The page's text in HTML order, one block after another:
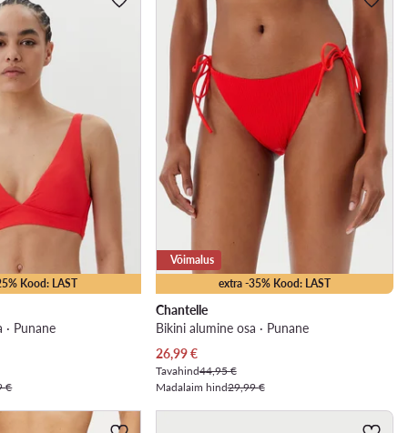
Kood: LAST
· Punane
€
extra -35% Kood: LAST
Võimalus
Chantelle
Bikini alumine osa · Punane
Praegune hind
26,99€
Tavahind44,95 €
Madalaim hind29,99 €